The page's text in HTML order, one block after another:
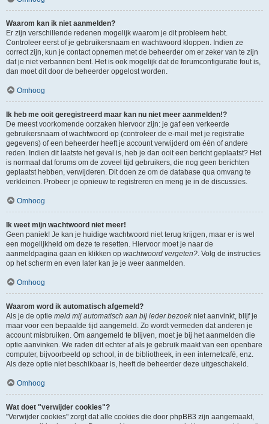
Waarom kan ik niet aanmelden?
Er zijn verschillende redenen mogelijk waarom je dit probleem hebt.
Controleer eerst of je gebruikersnaam en wachtwoord kloppen. Indien ze
correct zijn, kun je contact opnemen met de beheerder om er zeker van te zijn
dat je niet verbannen bent. Het is ook mogelijk dat de forumconfiguratie fout is,
dan moet dit door de beheerder opgelost worden.
Omhoog
Ik heb me ooit geregistreerd maar kan nu niet meer aanmelden!?
De meest voorkomende oorzaken hiervoor zijn: je gaf een verkeerde
gebruikersnaam of wachtwoord op (controleer de e-mail met je registratie
gegevens) of een beheerder heeft je account verwijderd om één of andere
reden. Indien dit laatste het geval is, heb je dan ooit een bericht geplaatst? Het
is normaal dat forums om de zoveel tijd gebruikers, die nog geen berichten
geplaatst hebben, verwijderen. Dit doen ze om de database qua omvang te
verkleinen. Probeer je opnieuw te registreren en meng je in de discussies.
Omhoog
Ik weet mijn wachtwoord niet meer!
Geen paniek! Je kan je huidige wachtwoord niet terug krijgen, maar er is wel
een mogelijkheid om deze te resetten. Hiervoor moet je naar de
aanmeldpagina gaan en klikken op wachtwoord vergeten?. Volg de instructies
op het scherm en even later kan je je weer aanmelden.
Omhoog
Waarom word ik automatisch afgemeld?
Als je de optie meld mij automatisch aan bij ieder bezoekniet aanvinkt, blijf je
maar voor een bepaalde tijd aangemeld. Zo wordt vermeden dat anderen je
account misbruiken. Om aangemeld te blijven, moet je bij het aanmelden die
optie aanvinken. We raden dit echter af als je gebruik maakt van een openbare
computer, bijvoorbeeld op school, in de bibliotheek, in een internetcafé, enz.
Als deze optie niet beschikbaar is, heeft de beheerder deze uitgeschakeld.
Omhoog
Wat doet "verwijder cookies"?
"Verwijder cookies" zorgt dat alle cookies die door phpBB3 zijn aangemaakt,